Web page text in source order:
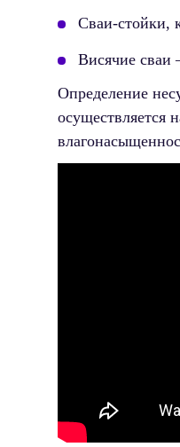
Сваи-стойки,
Висячие сваи
Определение
осуществляется